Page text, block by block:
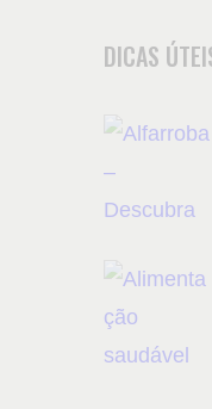
DICAS